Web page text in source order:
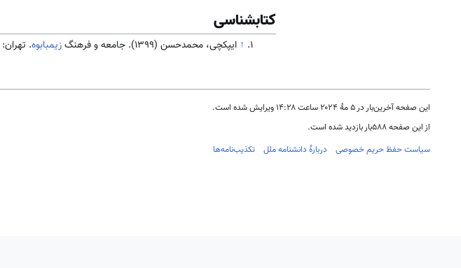
کتابشناسی
↑ ایپکچی، محمدحسن (1399). جامعه و فرهنگ زیمبابوه. تهران:
این صفحه آخرین‌بار در ‏۵ مهٔ ۲۰۲۴ ساعت ‏۱۴:۲۸ ویرایش شده است.
از این صفحه ۵۸۸بار بازدید شده است.
سیاست حفظ حریم خصوصی
دربارهٔ دانشنامه ملل تکذیب‌نامه‌ها